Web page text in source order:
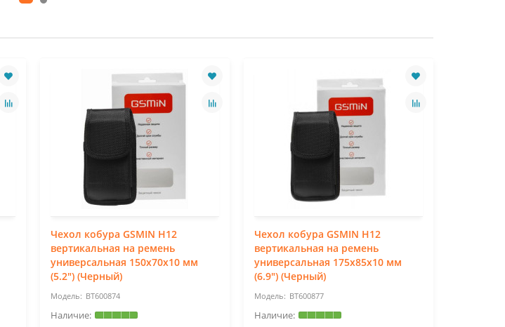
Чехол кобура GSMIN H12
вертикальная на ремень
универсальная 150x70x10 мм
(5.2") (Черный)
BT600874
Чехол кобура GSMIN H12
вертикальная на ремень
универсальная 175x85x10 мм
(6.9") (Черный)
BT600877